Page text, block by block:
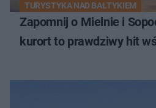
TURYSTYKA NAD BAŁTYKIEM
Zapomnij o Mielnie i
kurort to prawdziwy hit